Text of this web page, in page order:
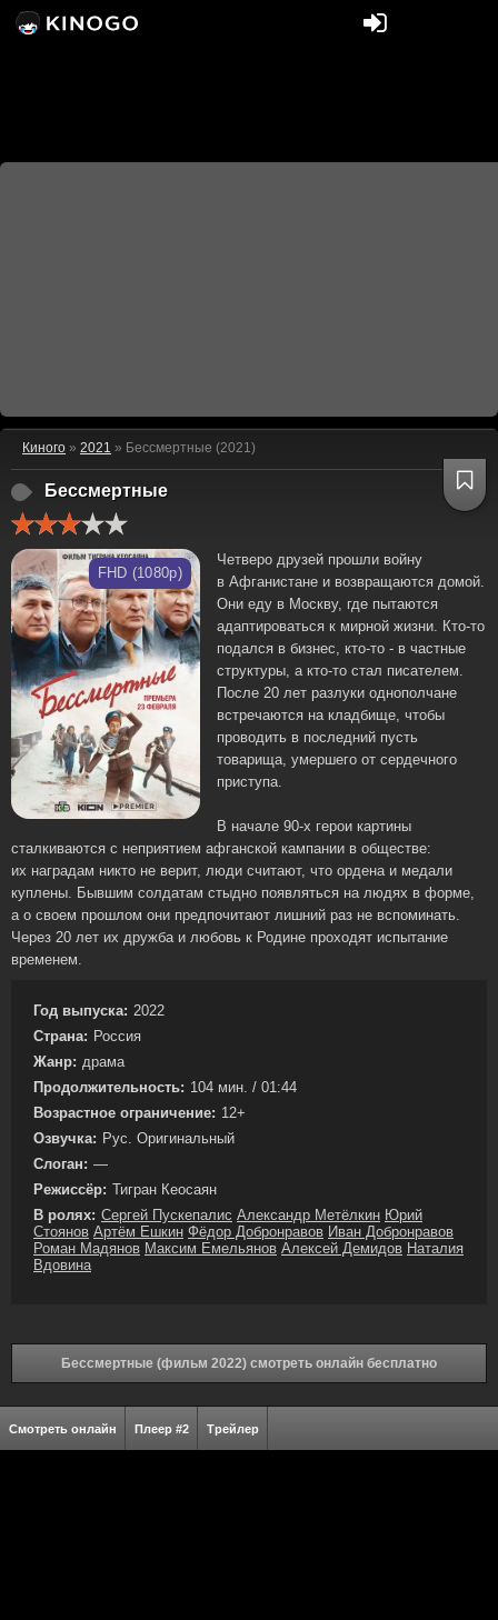
Киного » 2021 » Бессмертные (2021)
Бессмертные
FHD (1080p)
Четверо друзей прошли войну
в Афганистане и возвращаются домой.
Они еду в Москву, где пытаются
адаптироваться к мирной жизни. Кто-то
подался в бизнес, кто-то - в частные
структуры, а кто-то стал писателем.
После 20 лет разлуки однополчане
встречаются на кладбище, чтобы
проводить в последний пусть
товарища, умершего от сердечного
приступа.
В начале 90-х герои картины
сталкиваются с неприятием афганской кампании в обществе:
их наградам никто не верит, люди считают, что ордена и медали
куплены. Бывшим солдатам стыдно появляться на людях в форме,
а о своем прошлом они предпочитают лишний раз не вспоминать.
Через 20 лет их дружба и любовь к Родине проходят испытание
временем.
Год выпуска: 2022
Страна: Россия
Жанр: драма
Продолжительность: 104 мин. / 01:44
Возрастное ограничение: 12+
Озвучка: Рус. Оригинальный
Слоган: —
Режиссёр: Тигран Кеосаян
В ролях: Сергей Пускепалис Александр Метёлкин Юрий
Стоянов Артём Ешкин Фёдор Добронравов Иван Добронравов
Роман Мадянов Максим Емельянов Алексей Демидов Наталия
Вдовина
Бессмертные (фильм 2022) смотреть онлайн бесплатно
Смотреть онлайн Плеер #2 Трейлер